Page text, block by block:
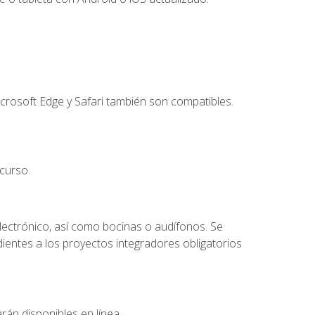
Edge y Safari también son compatibles.
así como bocinas o audífonos. Se
a los proyectos integradores obligatorios